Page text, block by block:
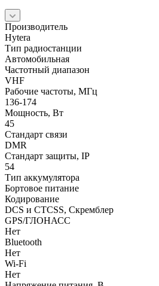
Производитель
Hytera
Тип радиостанции
Автомобильная
Частотный диапазон
VHF
Рабочие частоты, МГц
136-174
Мощность, Вт
45
Стандарт связи
DMR
Стандарт защиты, IP
54
Тип аккумулятора
Бортовое питание
Кодирование
DCS и CTCSS, Скремблер
GPS/ГЛОНАСС
Нет
Bluetooth
Нет
Wi-Fi
Нет